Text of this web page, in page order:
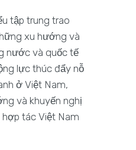
tập trung trao
xu hướng và
nước và quốc tế
lực thúc đẩy nỗ
ở Việt Nam,
và khuyến nghị
tác Việt Nam